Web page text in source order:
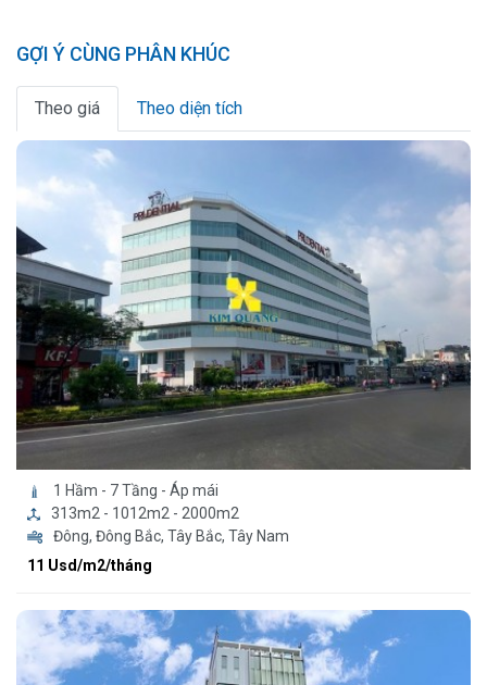
GỢI Ý CÙNG PHÂN KHÚC
Theo giá Theo diện tích
1 Hầm - 7 Tầng - Áp mái
313m2 - 1012m2 - 2000m2
Đông, Đông Bắc, Tây Bắc, Tây Nam
11 Usd/m2/tháng